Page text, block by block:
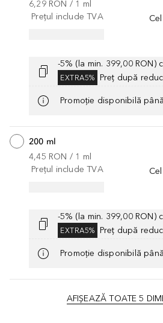
6,29 RON / 1 ml
Prețul include TVA
-5% (la min. 399,00 RON)
EXTRA5% Preț după
Promoție disponibilă
200 ml
4,45 RON / 1 ml
Prețul include TVA
-5% (la min. 399,00 RON)
EXTRA5% Preț după
Promoție disponibilă
AFIȘEAZĂ TOATE 5